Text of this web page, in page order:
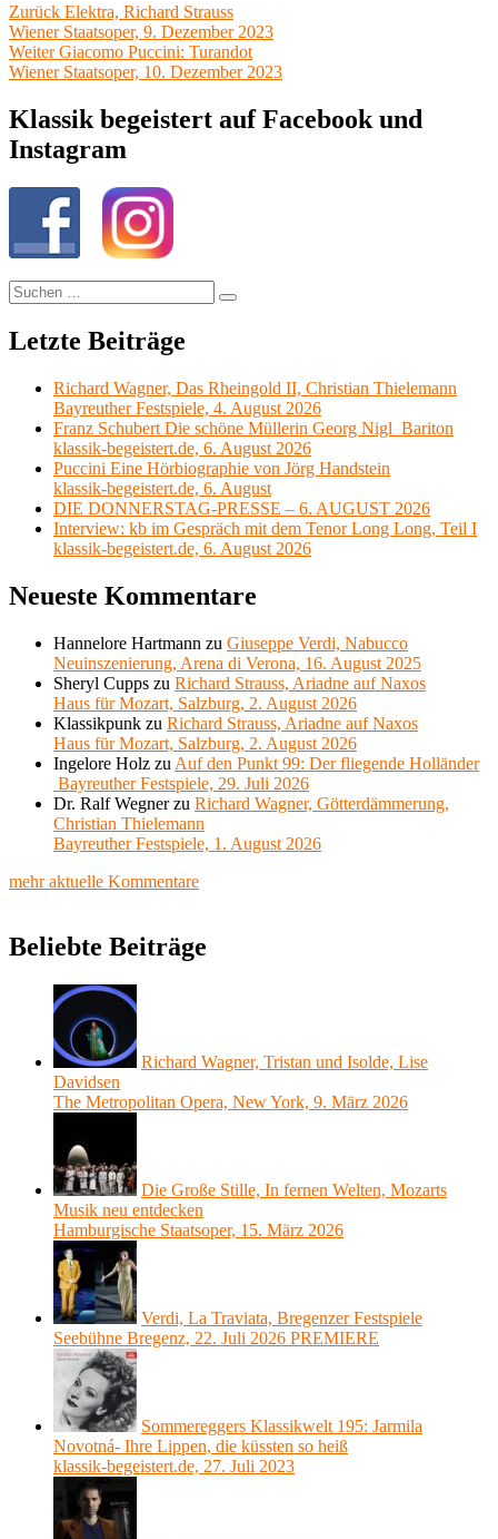
Beitragsnavigation
Zurück Vorheriger
Beitrag:
Elektra, Richard Strauss
Wiener Staatsoper, 9. Dezember 2023
Weiter Nächster
Beitrag:
Giacomo Puccini: Turandot
Wiener Staatsoper, 10. Dezember 2023
Klassik begeistert auf Facebook und
Instagram
Suchen
nach:
Suchen
Letzte Beiträge
Richard Wagner, Das Rheingold II, Christian Thielemann
Bayreuther Festspiele, 4. August 2026
Franz Schubert Die schöne Müllerin Georg Nigl Bariton
klassik-begeistert.de, 6. August 2026
Puccini Eine Hörbiographie von Jörg Handstein
klassik-begeistert.de, 6. August
DIE DONNERSTAG-PRESSE – 6. AUGUST 2026
Interview: kb im Gespräch mit dem Tenor Long Long, Teil I
klassik-begeistert.de, 6. August 2026
Neueste Kommentare
Hannelore Hartmann zu Giuseppe Verdi, Nabucco
Neuinszenierung, Arena di Verona, 16. August 2025
Sheryl Cupps zu Richard Strauss, Ariadne auf Naxos
Haus für Mozart, Salzburg, 2. August 2026
Klassikpunk zu Richard Strauss, Ariadne auf Naxos
Haus für Mozart, Salzburg, 2. August 2026
Ingelore Holz zu Auf den Punkt 99: Der fliegende Holländer
Bayreuther Festspiele, 29. Juli 2026
Dr. Ralf Wegnerzu Richard Wagner, Götterdämmerung,
Christian Thielemann
Bayreuther Festspiele, 1. August 2026
mehr aktuelle Kommentare
Beliebte Beiträge
Richard Wagner, Tristan und Isolde, Lise
Davidsen
The Metropolitan Opera, New York, 9. März 2026
Die Große Stille, In fernen Welten, Mozarts
Musik neu entdecken
Hamburgische Staatsoper, 15. März 2026
Verdi, La Traviata, Bregenzer Festspiele
Seebühne Bregenz, 22. Juli 2026 PREMIERE
Sommereggers Klassikwelt 195: Jarmila
Novotná- Ihre Lippen, die küssten so heiß
klassik-begeistert.de, 27. Juli 2023